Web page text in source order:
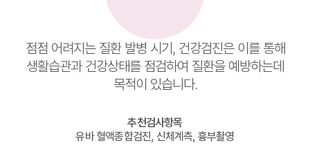
점점 어려지는 질환 발병 시기, 건강검진은 이를 통해
생활습관과 건강상태를 점검하여 질환을 예방하는데
목적이 있습니다.
추천검사항목
유바 혈액종합검진, 신체계측, 흉부촬영